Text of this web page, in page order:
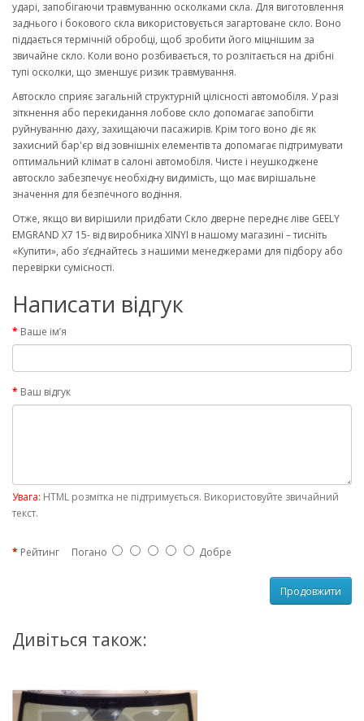
ударі, запобігаючи травмуванню осколками скла. Для виготовлення
заднього і бокового скла використовується загартоване скло. Воно
піддається термічній обробці, щоб зробити його міцнішим за
звичайне скло. Коли воно розбивається, то розлітається на дрібні
тупі осколки, що зменшує ризик травмування.
Автоскло сприяє загальній структурній цілісності автомобіля. У разі
зіткнення або перекидання лобове скло допомагає запобігти
руйнуванню даху, захищаючи пасажирів. Крім того воно діє як
захисний бар'єр від зовнішніх елементів та допомагає підтримувати
оптимальний клімат в салоні автомобіля. Чисте і неушкоджене
автоскло забезпечує необхідну видимість, що має вирішальне
значення для безпечного водіння.
Отже, якщо ви вирішили придбати Скло дверне переднє ліве GEELY
EMGRAND X7 15- від виробника XINYI в нашому магазині – тисніть
«Купити», або з’єднайтесь з нашими менеджерами для підбору або
перевірки сумісності.
Написати відгук
Ваше ім’я
Ваш відгук
Увага: HTML розмітка не підтримується. Використовуйте звичайний
текст.
Рейтинг Погано Добре
Продовжити
Дивіться також: